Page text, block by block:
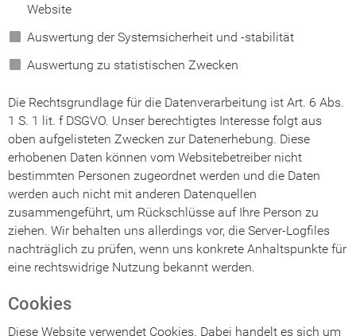
Website
Auswertung der Systemsicherheit und -stabilität
Auswertung zu statistischen Zwecken
Die Rechtsgrundlage für die Datenverarbeitung ist Art. 6 Abs.
1 S. 1 lit. f DSGVO. Unser berechtigtes Interesse folgt aus
oben aufgelisteten Zwecken zur Datenerhebung. Diese
erhobenen Daten können vom Websitebetreiber nicht
bestimmten Personen zugeordnet werden und die Daten
werden auch nicht mit anderen Datenquellen
zusammengeführt, um Rückschlüsse auf Ihre Person zu
ziehen. Wir behalten uns allerdings vor, die Server-Logfiles
nachträglich zu prüfen, wenn uns konkrete Anhaltspunkte für
eine rechtswidrige Nutzung bekannt werden.
Cookies
Diese Website verwendet Cookies. Dabei handelt es sich um